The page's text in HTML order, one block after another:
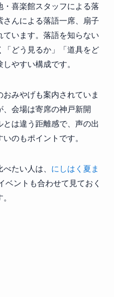
喜楽館スタッフによる落
んによる落語一席、扇子
います。落語を知らない
どう見るか」「道具をど
やすい構成です。
みやげも案内されていま
会場は寄席の神戸新開
は違う距離感で、声の出
のもポイントです。
たい人は、 にしはく夏ま
ベントも合わせて見ておく